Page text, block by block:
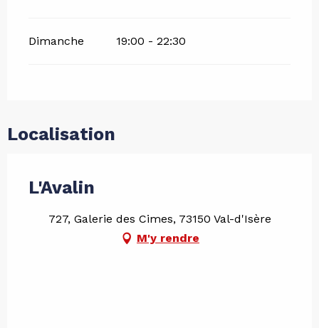
Dimanche 19:00 - 22:30
Localisation
L'Avalin
727, Galerie des Cimes, 73150 Val-d'Isère
M'y rendre